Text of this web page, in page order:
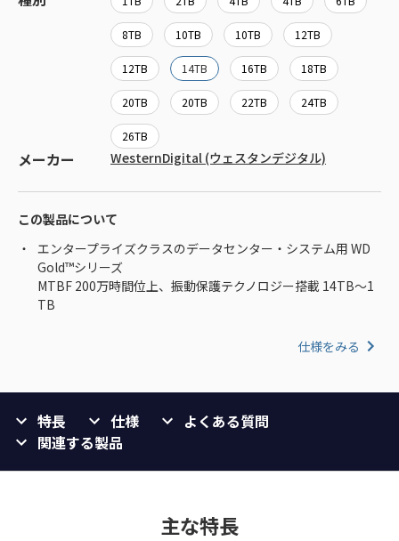
8TB 10TB 10TB 12TB
12TB 14TB 16TB 18TB
20TB 20TB 22TB 24TB
26TB
メーカー WesternDigital (ウェスタンデジタル)
この製品について
エンタープライズクラスのデータセンター・システム用 WD
Gold™シリーズ
MTBF 200万時間位上、振動保護テクノロジー搭載 14TB～1
TB
仕様をみる
特長 仕様
よくある質問
関連する製品
主な特長